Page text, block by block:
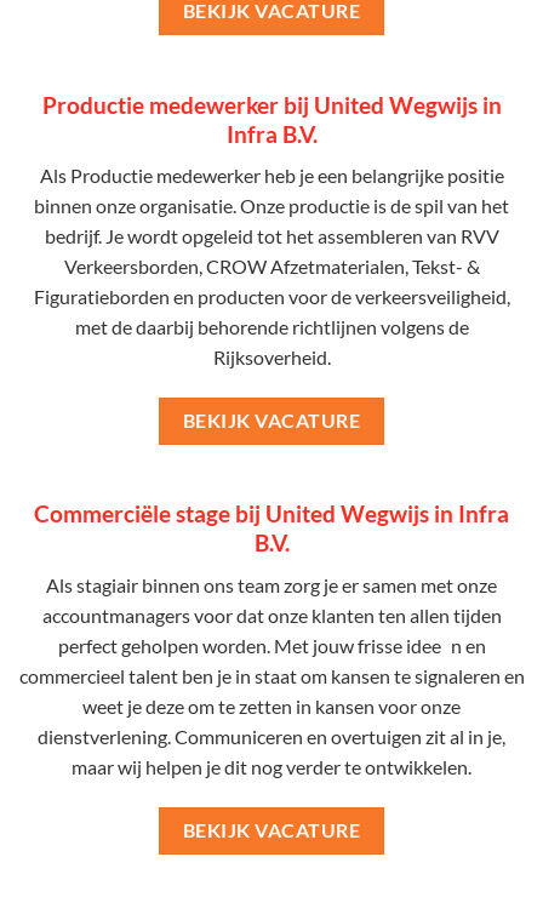
BEKIJK VACATURE
Productie medewerker bij United Wegwijs in
Infra B.V.
Als Productie medewerker heb je een belangrijke positie
binnen onze organisatie. Onze productie is de spil van het
bedrijf. Je wordt opgeleid tot het assembleren van RVV
Verkeersborden, CROW Afzetmaterialen, Tekst- &
Figuratieborden en producten voor de verkeersveiligheid,
met de daarbij behorende richtlijnen volgens de
Rijksoverheid.
BEKIJK VACATURE
Commerciële stage bij United Wegwijs in Infra
B.V.
Als stagiair binnen ons team zorg je er samen met onze
accountmanagers voor dat onze klanten ten allen tijden
perfect geholpen worden. Met jouw frisse idee n en
commercieel talent ben je in staat om kansen te signaleren en
weet je deze om te zetten in kansen voor onze
dienstverlening. Communiceren en overtuigen zit al in je,
maar wij helpen je dit nog verder te ontwikkelen.
BEKIJK VACATURE